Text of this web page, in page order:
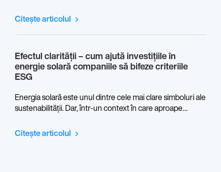
din decizii de proiectare și din puncte critice care rămân
invizibile până când sunt puse sub presiune.
Citește articolul
Efectul clarității – cum ajută investițiile în
energie solară companiile să bifeze criteriile
ESG
Energia solară este unul dintre cele mai clare simboluri ale
sustenabilității. Dar, într-un context în care aproape
face promisiunea, ci dovada. Raportarea ESG a devenit
limbajul prin care o organizație își exprimă
Citește articolul